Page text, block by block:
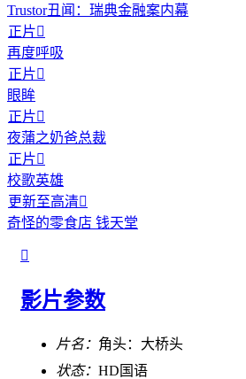
Trustor丑闻：瑞典金融案内幕
正片
再度呼吸
正片
眼眸
正片
夜蒲之奶爸总裁
正片
校歌英雄
更新至高清
奇怪的零食店 钱天堂

影片参数
片名： 角头：大桥头
状态： HD国语